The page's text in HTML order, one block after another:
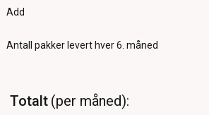
Add
Antall pakker levert hver 6. måned
Totalt per måned